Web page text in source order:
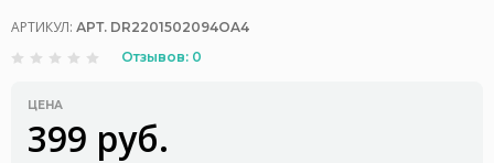
АРТИКУЛ: АРТ. DR2201502094OA4
Отзывов: 0
ЦЕНА
399 руб.